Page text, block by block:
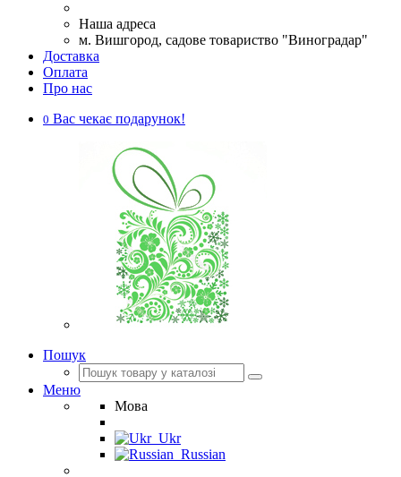
Наша адреса
м. Вишгород, садове товариство "Виноградар"
Доставка
Оплата
Про нас
0 Вас чекає подарунок!
Пошук
Меню
Мова
Ukr
Russian